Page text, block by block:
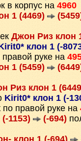
в корпус на 4960
1 (4469)
Джон Риз клон
клон 1 (-
руке на
1 (5459)
Риз клон 1
Kirit0* клон 1 (-
по правой руке на
1153) (-694)
клон 1 (-694)